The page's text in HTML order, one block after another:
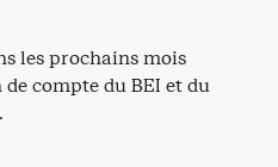
les prochains mois
compte du BEI et du